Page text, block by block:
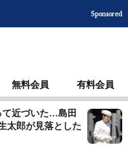
Sponsored
無料会員 有料会員
て近づいた…島田
太郎が見落とした